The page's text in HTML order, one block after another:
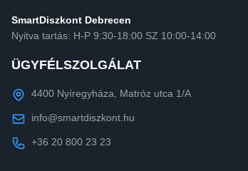
SmartDiszkont Debrecen
Nyitva tartás: H-P 9:30-18:00 SZ 10:00-14:00
ÜGYFÉLSZOLGÁLAT
4400 Nyíregyháza, Matróz utca 1/A
info@smartdiszkont.hu
+36 20 800 23 23